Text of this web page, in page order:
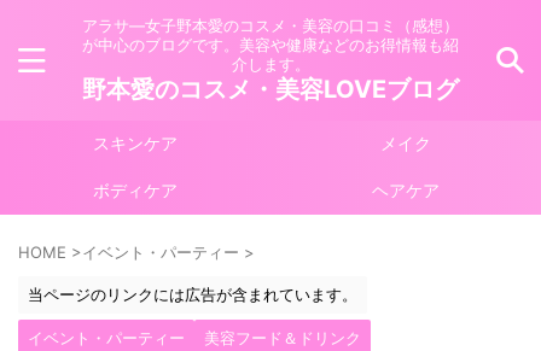
アラサ―女子野本愛のコスメ・美容の口コミ（感想）
が中心のブログです。美容や健康などのお得情報も紹
介します。
野本愛のコスメ・美容LOVEブログ
スキンケア メイク
ボディケア ヘアケア
HOME >イベント・パーティー >
当ページのリンクには広告が含まれています。
イベント・パーティー 美容フード＆ドリンク